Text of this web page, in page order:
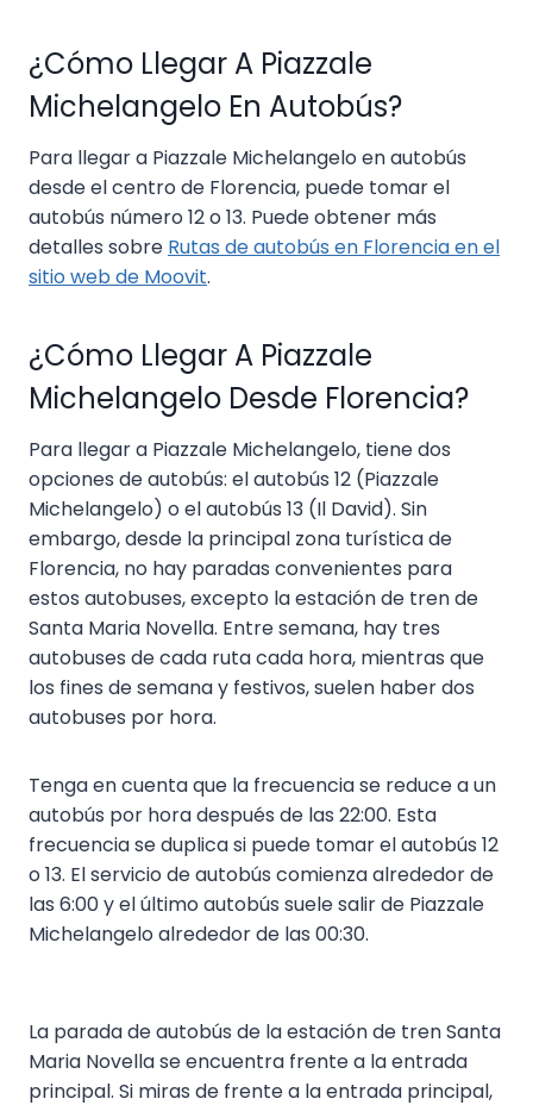
¿Cómo Llegar A Piazzale
Michelangelo En Autobús?
Para llegar a Piazzale Michelangelo en autobús
desde el centro de Florencia, puede tomar el
autobús número 12 o 13. Puede obtener más
detalles sobre Rutas de autobús en Florencia en el
sitio web de Moovit.
¿Cómo Llegar A Piazzale
Michelangelo Desde Florencia?
Para llegar a Piazzale Michelangelo, tiene dos
opciones de autobús: el autobús 12 (Piazzale
Michelangelo) o el autobús 13 (Il David). Sin
embargo, desde la principal zona turística de
Florencia, no hay paradas convenientes para
estos autobuses, excepto la estación de tren de
Santa Maria Novella. Entre semana, hay tres
autobuses de cada ruta cada hora, mientras que
los fines de semana y festivos, suelen haber dos
autobuses por hora.
Tenga en cuenta que la frecuencia se reduce a un
autobús por hora después de las 22:00. Esta
frecuencia se duplica si puede tomar el autobús 12
o 13. El servicio de autobús comienza alrededor de
las 6:00 y el último autobús suele salir de Piazzale
Michelangelo alrededor de las 00:30.
La parada de autobús de la estación de tren Santa
Maria Novella se encuentra frente a la entrada
principal. Si miras de frente a la entrada principal,